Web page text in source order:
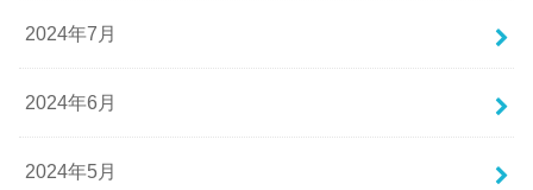
2024年7月
2024年6月
2024年5月